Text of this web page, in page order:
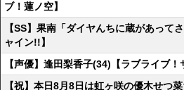
ブ！蓮ノ空】
【SS】果南「ダイヤんちに蔵があって
ャイン!!】
【声優】逢田梨香子(34)【ラブライブ！
【祝】本日8月8日は虹ヶ咲の優木せつ